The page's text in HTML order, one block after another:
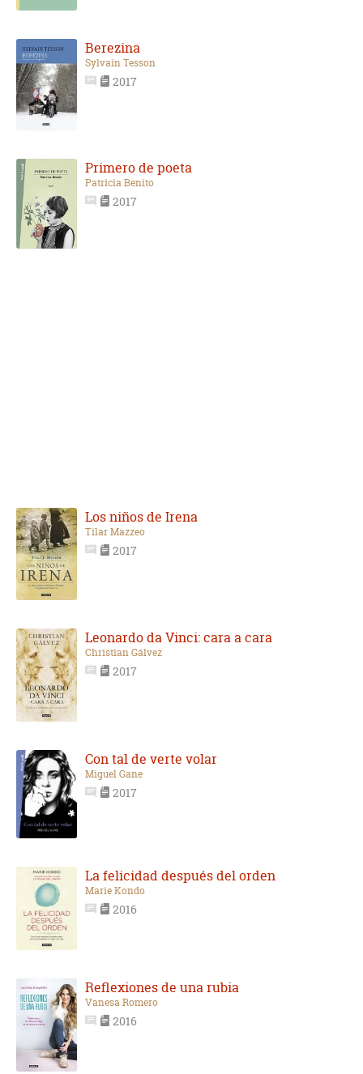
Berezina
Sylvain Tesson
2017
Primero de poeta
Patricia Benito
2017
Los niños de Irena
Tilar Mazzeo
2017
Leonardo da Vinci: cara a cara
Christian Gálvez
2017
Con tal de verte volar
Miguel Gane
2017
La felicidad después del orden
Marie Kondo
2016
Reflexiones de una rubia
Vanesa Romero
2016